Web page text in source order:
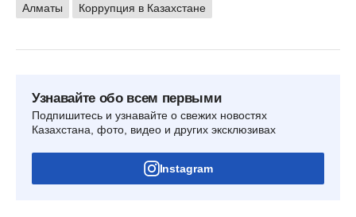
Алматы Коррупция в Казахстане
Узнавайте обо всем первыми
Подпишитесь и узнавайте о свежих новостях
Казахстана, фото, видео и других эксклюзивах
Instagram